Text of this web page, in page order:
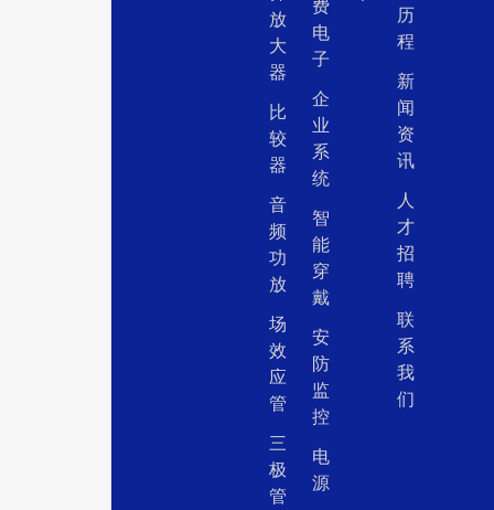
放
大
器
比
较
器
音
频
功
放
场
效
应
管
三
极
管
费
电
子
企
业
系
统
智
能
穿
戴
安
防
监
控
电
源
历
程
新
闻
资
讯
人
才
招
聘
联
系
我
们